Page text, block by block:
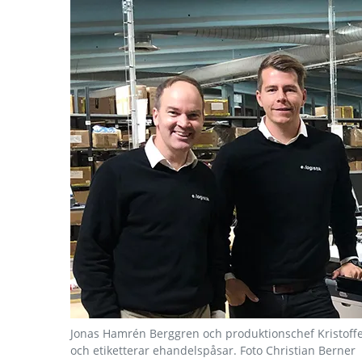
Jonas Hamrén Berggren och produktionschef
och etiketterar ehandelspåsar. Foto Christian Berner